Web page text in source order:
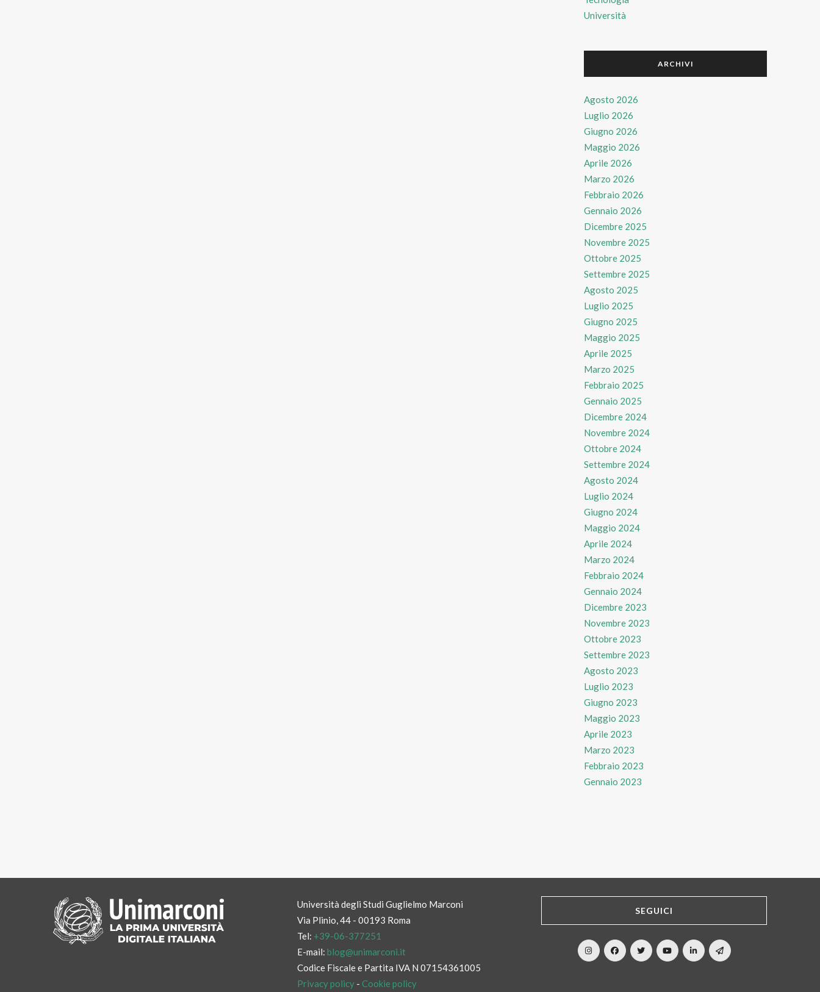
Università
ARCHIVI
Agosto 2026
Luglio 2026
Giugno 2026
Maggio 2026
Aprile 2026
Marzo 2026
Febbraio 2026
Gennaio 2026
Dicembre 2025
Novembre 2025
Ottobre 2025
Settembre 2025
Agosto 2025
Luglio 2025
Giugno 2025
Maggio 2025
Aprile 2025
Marzo 2025
Febbraio 2025
Gennaio 2025
Dicembre 2024
Novembre 2024
Ottobre 2024
Settembre 2024
Agosto 2024
Luglio 2024
Giugno 2024
Maggio 2024
Aprile 2024
Marzo 2024
Febbraio 2024
Gennaio 2024
Dicembre 2023
Novembre 2023
Ottobre 2023
Settembre 2023
Agosto 2023
Luglio 2023
Giugno 2023
Maggio 2023
Aprile 2023
Marzo 2023
Febbraio 2023
Gennaio 2023
Università degli Studi Guglielmo Marconi
Via Plinio, 44 - 00193 Roma
Tel: +39-06-377251
E-mail: blog@unimarconi.it
Codice Fiscale e Partita IVA N 07154361005
Privacy policy - Cookie policy
SEGUICI